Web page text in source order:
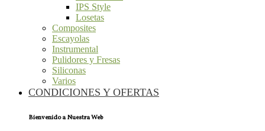
IPS Style
Losetas
Composites
Escayolas
Instrumental
Pulidores y Fresas
Siliconas
Varios
CONDICIONES Y OFERTAS
Bienvenido a Nuestra Web